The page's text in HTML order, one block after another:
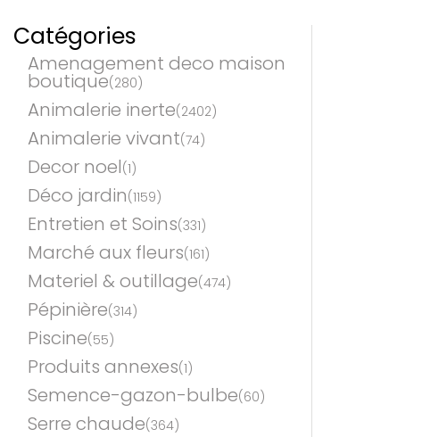
Catégories
Amenagement deco maison
boutique(280)
Animalerie inerte(2402)
Animalerie vivant(74)
Decor noel(1)
Déco jardin(1159)
Entretien et Soins(331)
Marché aux fleurs(161)
Materiel & outillage(474)
Pépinière(314)
Piscine(55)
Produits annexes(1)
Semence-gazon-bulbe(60)
Serre chaude(364)